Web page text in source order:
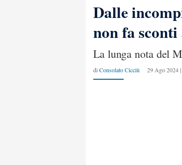
Dalle
non fa
La lunga nota del
di Consolato Cicciù 29 Ago 2024 |